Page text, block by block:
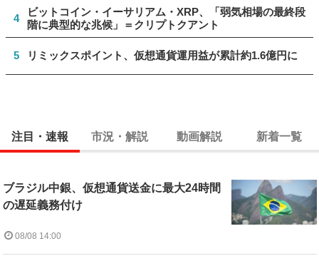
4
ビットコイン・イーサリアム・XRP、「弱気相場の最終段
階に典型的な兆候」＝クリプトクアント
5 リミックスポイント、仮想通貨運用益が累計約1.6億円に
注目・速報 市況・解説 動画解説 新着一覧
ブラジル中銀、仮想通貨送金に最大24時間
の遅延義務付け
08/08 14:00